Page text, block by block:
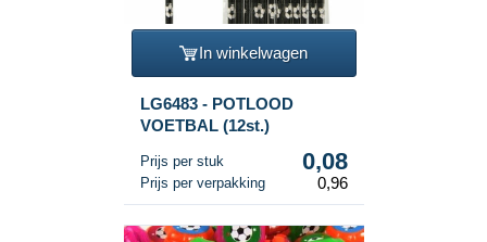
In winkelwagen
LG6483 - POTLOOD
VOETBAL (12st.)
Prijs per stuk 0,08
Prijs per verpakking 0,96